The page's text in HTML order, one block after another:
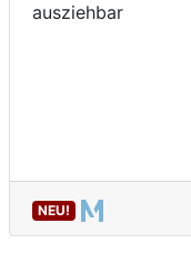
ausziehbar
NEU!